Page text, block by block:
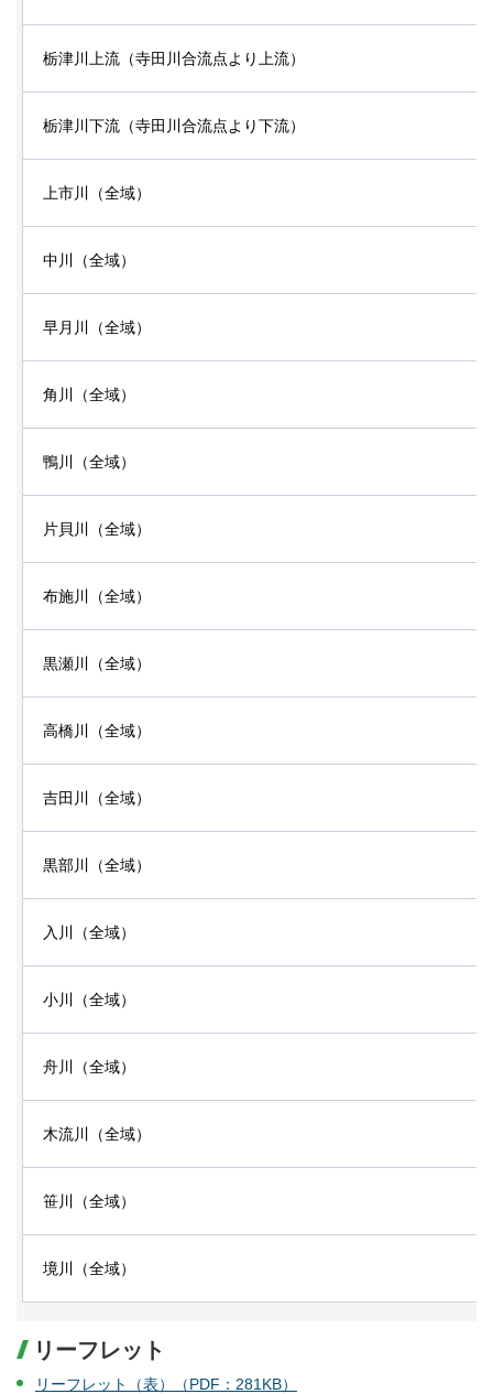
栃津川上流（寺田川合流点より上流）
栃津川下流（寺田川合流点より下流）
上市川（全域）
中川（全域）
早月川（全域）
角川（全域）
鴨川（全域）
片貝川（全域）
布施川（全域）
黒瀬川（全域）
高橋川（全域）
吉田川（全域）
黒部川（全域）
入川（全域）
小川（全域）
舟川（全域）
木流川（全域）
笹川（全域）
境川（全域）
リーフレット
リーフレット（表）（PDF：281KB）